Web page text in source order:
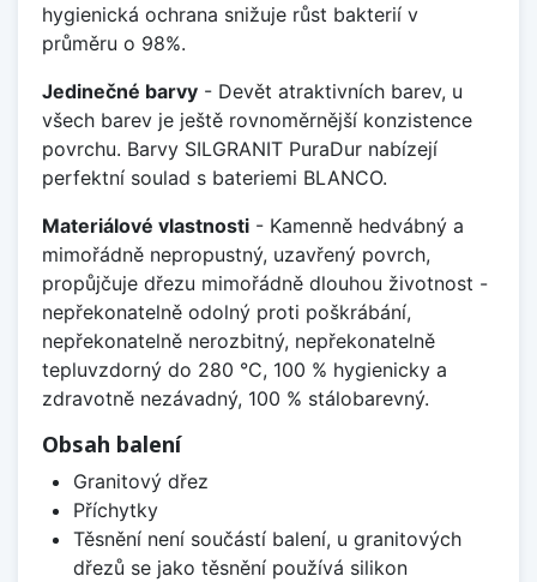
hygienická ochrana snižuje růst bakterií v
průměru o 98%.
Jedinečné barvy - Devět atraktivních barev, u
všech barev je ještě rovnoměrnější konzistence
povrchu. Barvy SILGRANIT PuraDur nabízejí
perfektní soulad s bateriemi BLANCO.
Materiálové vlastnosti - Kamenně hedvábný a
mimořádně nepropustný, uzavřený povrch,
propůjčuje dřezu mimořádně dlouhou životnost -
nepřekonatelně odolný proti poškrábání,
nepřekonatelně nerozbitný, nepřekonatelně
tepluvzdorný do 280 °C, 100 % hygienicky a
zdravotně nezávadný, 100 % stálobarevný.
Obsah balení
Granitový dřez
Příchytky
Těsnění není součástí balení, u granitových
dřezů se jako těsnění používá silikon